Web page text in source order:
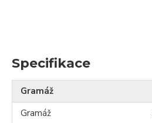
Specifikace
Gramáž
Gramáž